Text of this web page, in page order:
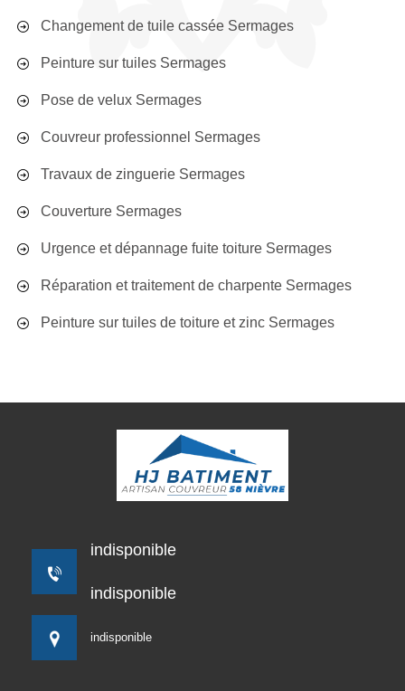
Changement de tuile cassée Sermages
Peinture sur tuiles Sermages
Pose de velux Sermages
Couvreur professionnel Sermages
Travaux de zinguerie Sermages
Couverture Sermages
Urgence et dépannage fuite toiture Sermages
Réparation et traitement de charpente Sermages
Peinture sur tuiles de toiture et zinc Sermages
indisponible
indisponible
indisponible